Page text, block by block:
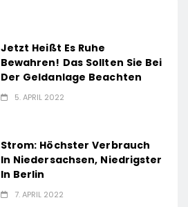
Jetzt Heißt Es Ruhe
Bewahren! Das Sollten Sie Bei
Der Geldanlage Beachten
5. APRIL 2022
Strom: Höchster Verbrauch
In Niedersachsen, Niedrigster
In Berlin
7. APRIL 2022